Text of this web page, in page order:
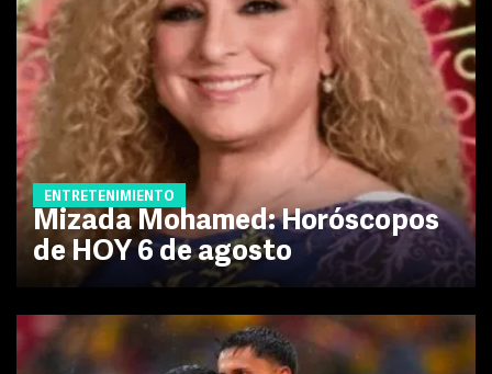
ENTRETENIMIENTO
Mizada Mohamed: Horóscopos
de HOY 6 de agosto